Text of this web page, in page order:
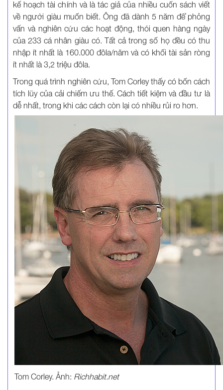
kế hoạch tài chính và là tác giả của nhiều cuốn sách viết
về người giàu muốn biết. Ông đã dành 5 năm để phỏng
vấn và nghiên cứu các hoạt động, thói quen hàng ngày
của 233 cá nhân giàu có. Tất cả trong số họ đều có thu
nhập ít nhất là 160.000 đôla/năm và có khối tài sản ròng
ít nhất là 3,2 triệu đôla.
Trong quá trình nghiên cứu, Tom Corley thấy có bốn cách
tích lũy của cải chiếm ưu thế. Cách tiết kiệm và đầu tư là
dễ nhất, trong khi các cách còn lại có nhiều rủi ro hơn.
Tom Corley. Ảnh: Richhabit.net